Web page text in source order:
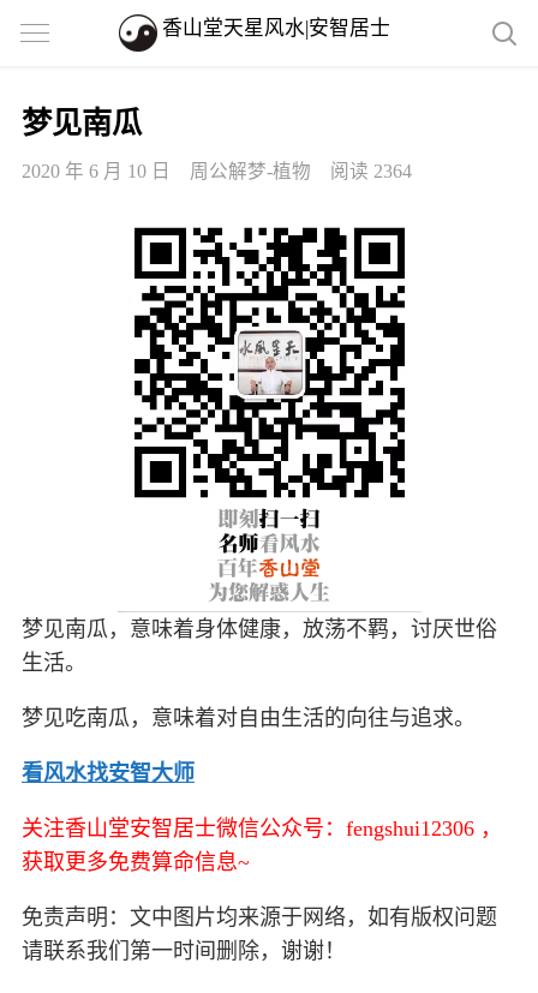
香山堂天星风水|安智居士
梦见南瓜
2020 年 6 月 10 日 周公解梦-植物 阅读 2364
梦见南瓜，意味着身体健康，放荡不羁，讨厌世俗
生活。
梦见吃南瓜，意味着对自由生活的向往与追求。
看风水找安智大师
关注香山堂安智居士微信公众号：fengshui12306 ，
获取更多免费算命信息~
免责声明：文中图片均来源于网络，如有版权问题
请联系我们第一时间删除，谢谢！